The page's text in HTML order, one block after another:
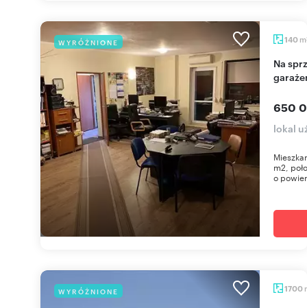
WYRÓŻNIONE 140 m
Na sprzedaż przestronne mieszkanie 140 m² z
650
lokal
m2,
o
WYRÓŻNIONE 1700